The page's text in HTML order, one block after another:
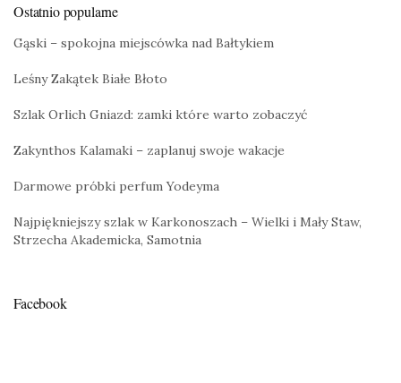
Ostatnio popularne
Gąski – spokojna miejscówka nad Bałtykiem
Leśny Zakątek Białe Błoto
Szlak Orlich Gniazd: zamki które warto zobaczyć
Zakynthos Kalamaki – zaplanuj swoje wakacje
Darmowe próbki perfum Yodeyma
Najpiękniejszy szlak w Karkonoszach – Wielki i Mały Staw,
Strzecha Akademicka, Samotnia
Facebook